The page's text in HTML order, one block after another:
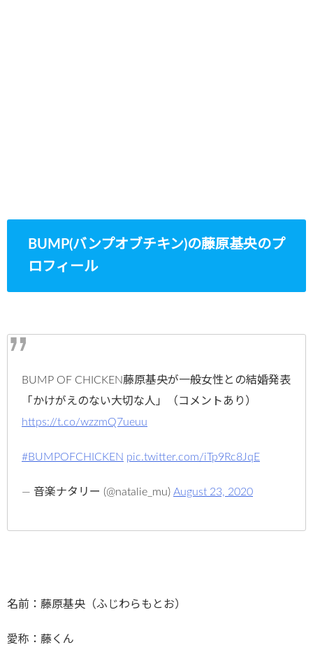
BUMP(バンプオブチキン)の藤原基央のプ
ロフィール
BUMP OF CHICKEN藤原基央が一般女性との結婚発表
「かけがえのない大切な人」（コメントあり）
https://t.co/wzzmQ7ueuu
#BUMPOFCHICKEN pic.twitter.com/iTp9Rc8JqE
— 音楽ナタリー (@natalie_mu) August 23, 2020
名前：藤原基央（ふじわらもとお）
愛称：藤くん